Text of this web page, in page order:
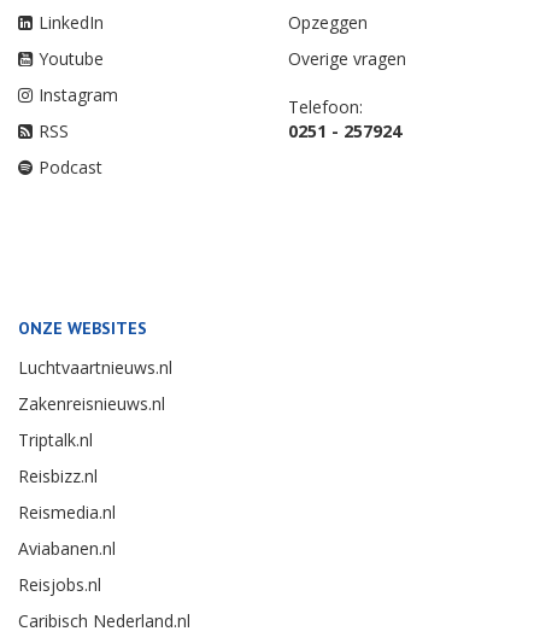
LinkedIn
Youtube
Instagram
RSS
Podcast
Opzeggen
Overige vragen
Telefoon:
0251 - 257924
ONZE WEBSITES
Luchtvaartnieuws.nl
Zakenreisnieuws.nl
Triptalk.nl
Reisbizz.nl
Reismedia.nl
Aviabanen.nl
Reisjobs.nl
Caribisch Nederland.nl